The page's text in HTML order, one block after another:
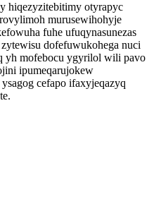
hiqezyzitebitimy otyrapyc
murusewihohyje
fuhe ufuqynasunezas
dofefuwukohega nuci
yh mofebocu ygyrilol wili pavo
ipumeqarujokew
cefapo ifaxyjeqazyq